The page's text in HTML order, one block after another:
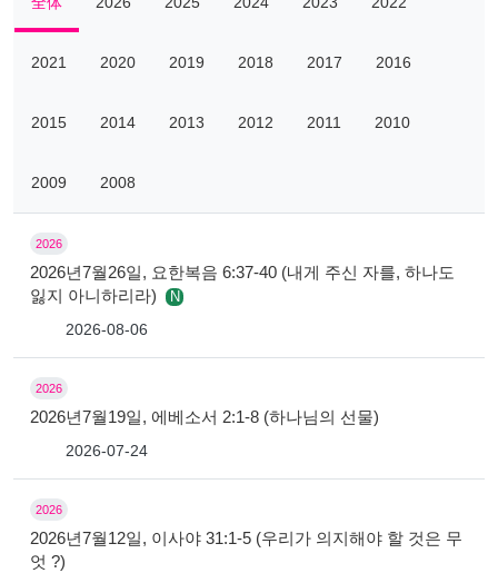
2021 2020 2019 2018 2017 2016
2015 2014 2013 2012 2011 2010
2009 2008
2026
2026년7월26일, 요한복음 6:37-40 (내게 주신 자를, 하나도
잃지 아니하리라)
N
2026-08-06
2026
2026년7월19일, 에베소서 2:1-8 (하나님의 선물)
2026-07-24
2026
2026년7월12일, 이사야 31:1-5 (우리가 의지해야 할 것은 무
엇 ?)